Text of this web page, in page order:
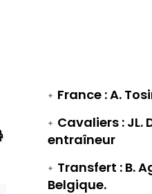
France : A.
Cavaliers : JL.
entraîneur
Transfert : B.
Belgique.